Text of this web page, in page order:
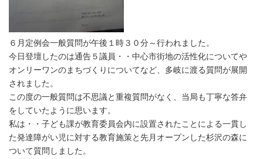
６月定例会一般質問が午後１時３０分～行われました。
今日登壇したのは通告５議員・・中心市街地の活性化についてや
オンリーワンのまちづくりについてなど、多岐に渡る質問が展開
されました。
この度の一般質問は不思議と重複質問がなく、当局も丁寧な答弁
をしていたように思います。
私は・・子ども課が教育委員会内に設置されたことによる一貫し
た発達障がい児に対する教育施策と先月オープンした杉沢の森に
ついて質問しました。